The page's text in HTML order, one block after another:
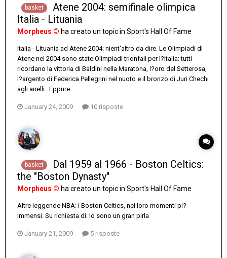
basket
Atene 2004: semifinale olimpica
Italia - Lituania
Morpheus © ha creato un topic in Sport's Hall Of Fame
Italia - Lituania ad Atene 2004: nient'altro da dire. Le Olimpiadi di
Atene nel 2004 sono state Olimpiadi trionfali per l?Italia: tutti
ricordano la vittoria di Baldini nella Maratona, l?oro del Setterosa,
l?argento di Federica Pellegrini nel nuoto e il bronzo di Juri Chechi
agli anelli . Eppure...
January 24, 2009 10 risposte
basket
Dal 1959 al 1966 - Boston Celtics:
the "Boston Dynasty"
Morpheus © ha creato un topic in Sport's Hall Of Fame
Altre leggende NBA: i Boston Celtics, nei loro momenti pi?
immensi. Su richiesta di: Io sono un gran pirla
January 21, 2009 5 risposte